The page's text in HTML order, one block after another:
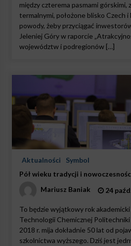
między czterema pasmami górskimi,
termalnymi, położone blisko Czech
powody, żeby przyciągać
Jeleniej Góry w raporcie
województw i podregionów […]
Aktualności
Symbol
Pół wieku tradycji i
Mariusz Baniak
24
To będzie wyjątkowy rok akademicki
Technologii Chemicznej
2018 r. mija dokładnie 50 lat od
szkolnictwa wyższego. Dziś jest